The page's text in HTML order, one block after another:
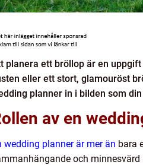
planera ett bröllop är en
eller ett stort, glamouröst
planner in i bilden som
av en
wedding planner är mer än bara
och